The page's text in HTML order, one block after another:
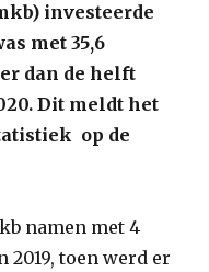
investeerde
met 35,6
dan de helft
Dit meldt het
op de
namen met 4
toen werd er